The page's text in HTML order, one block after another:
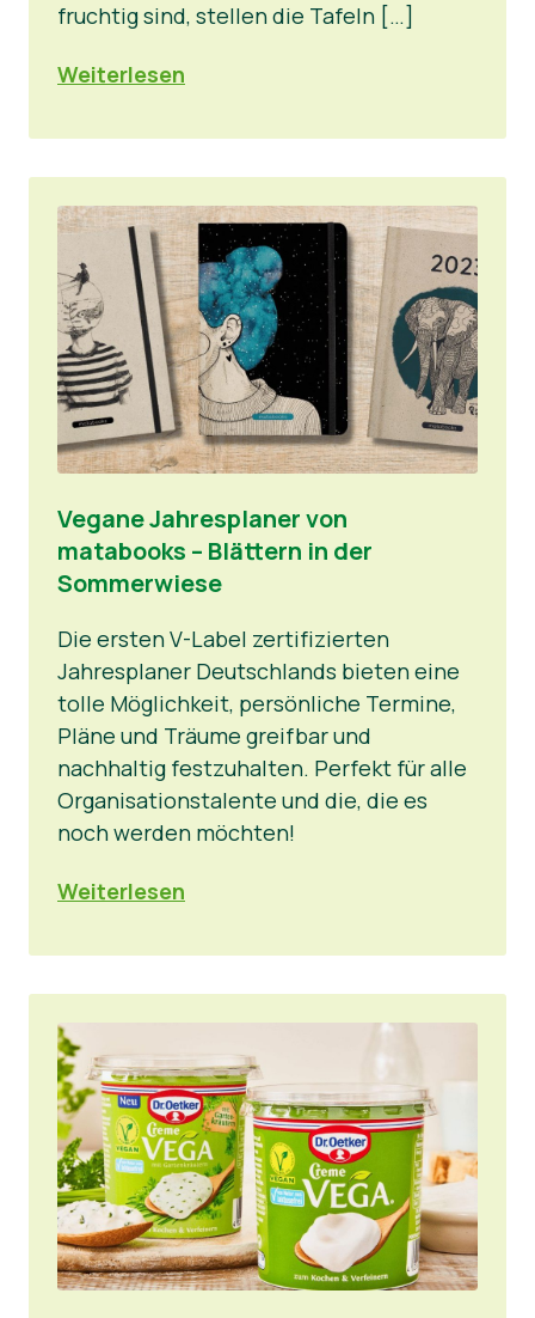
fruchtig sind, stellen die Tafeln […]
Weiterlesen
Vegane Jahresplaner von
matabooks – Blättern in der
Sommerwiese
Die ersten V-Label zertifizierten
Jahresplaner Deutschlands bieten eine
tolle Möglichkeit, persönliche Termine,
Pläne und Träume greifbar und
nachhaltig festzuhalten. Perfekt für alle
Organisationstalente und die, die es
noch werden möchten!
Weiterlesen